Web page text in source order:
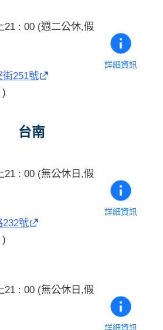
21 : 00 (週二公休,假
251號
)
詳細資訊
台南
21 : 00 (無公休日,假
232號
)
詳細資訊
21 : 00 (無公休日,假
詳細資訊